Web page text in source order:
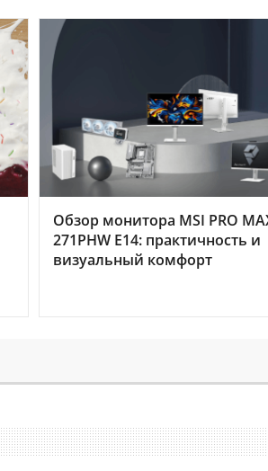
Обзор монитора MSI PRO
271PHW E14: практичность и
визуальный комфорт